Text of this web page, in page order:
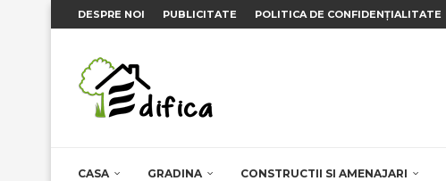
DESPRE NOI PUBLICITATE POLITICA DE CONFIDENȚIALITATE
CASA GRADINA CONSTRUCTII SI AMENAJARI